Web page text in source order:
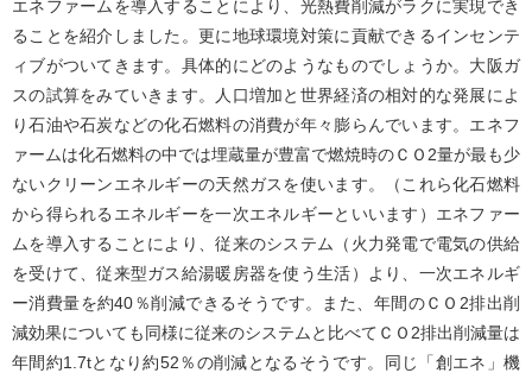
エネファームを導入することにより、光熱費削減がラクに実現でき
ることを紹介しました。更に地球環境対策に貢献できるインセンテ
ィブがついてきます。具体的にどのようなものでしょうか。大阪ガ
スの試算をみていきます。人口増加と世界経済の相対的な発展によ
り石油や石炭などの化石燃料の消費が年々膨らんでいます。エネフ
ァームは化石燃料の中では埋蔵量が豊富で燃焼時のＣＯ2量が最も少
ないクリーンエネルギーの天然ガスを使います。（これら化石燃料
から得られるエネルギーを一次エネルギーといいます）エネファー
ムを導入することにより、従来のシステム（火力発電で電気の供給
を受けて、従来型ガス給湯暖房器を使う生活）より、一次エネルギ
ー消費量を約40％削減できるそうです。また、年間のＣＯ2排出削
減効果についても同様に従来のシステムと比べてＣＯ2排出削減量は
年間約1.7tとなり約52％の削減となるそうです。同じ「創エネ」機